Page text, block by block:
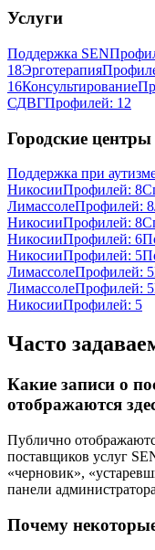
Услуги
Поддержка SEN
18Эрготерапия
16Консультирование
СДВГПрофилей: 12
Городские
Поддержка при
НикосииПрофилей: 8
ЛимассолеПрофилей: 8
НикосииПрофилей: 8
НикосииПрофилей: 6
НикосииПрофилей: 5
ЛимассолеПрофилей: 5
ЛимассолеПрофилей: 5
НикосииПрофилей: 5
Часто
Какие записи о
отображаются
Публично
поставщиков услуг
«черновик»,
панели
Почему